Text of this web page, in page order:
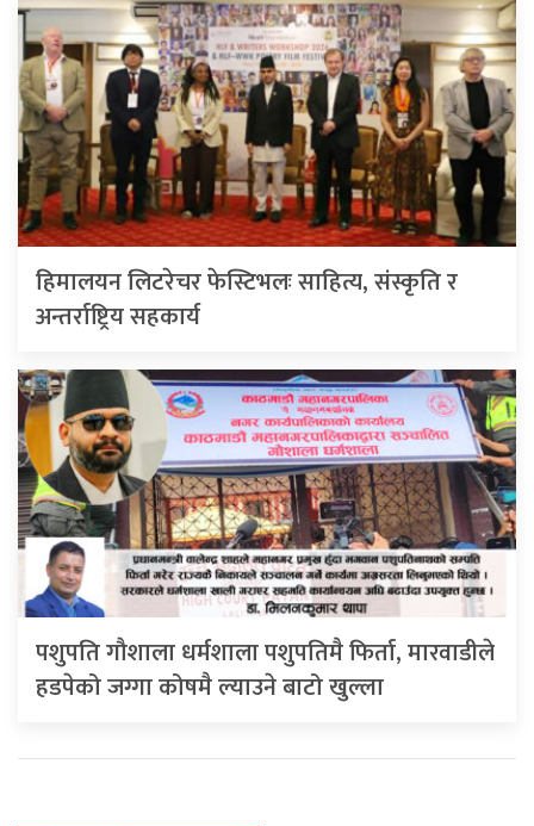
हिमालयन लिटरेचर फेस्टिभलः साहित्य, संस्कृति र
अन्तर्राष्ट्रिय सहकार्य
पशुपति गौशाला धर्मशाला पशुपतिमै फिर्ता, मारवाडीले
हडपेको जग्गा कोषमै ल्याउने बाटो खुल्ला